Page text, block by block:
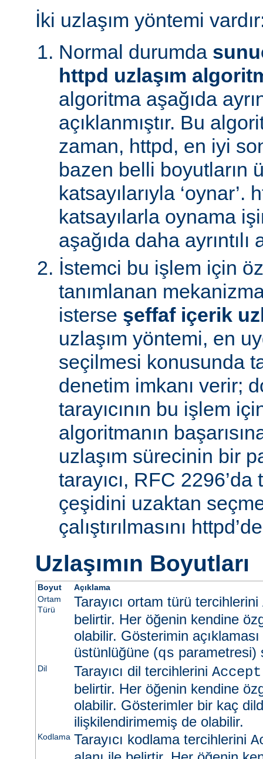
İki uzlaşım yöntemi
Normal durumda
httpd uzlaşım
algoritma aşağıda
açıklanmıştır. Bu
zaman, httpd, en iyi
bazen belli boyutların
katsayılarıyla ‘oynar’.
katsayılarla oynama
aşağıda daha ayrıntılı
İstemci bu işlem için
tanımlanan
isterse şeffaf içerik
uzlaşım yöntemi, en
seçilmesi konusunda
denetim imkanı verir;
tarayıcının bu işlem
algoritmanın
uzlaşım sürecinin bir
tarayıcı, RFC
çeşidini uzaktan seçme
çalıştırılmasını
Uzlaşımın Boyutları
Boyut
Açıklama
Ortam
Türü
Tarayıcı ortam türü tercihlerini
belirtir. Her öğenin kendine
olabilir. Gösterimin
üstünlüğüne (qs parametresi)
Dil Tarayıcı dil tercihlerini
belirtir. Her öğenin kendine
olabilir. Gösterimler bir kaç
ilişkilendirimemiş de olabilir.
Kodlama Tarayıcı kodlama tercihlerini